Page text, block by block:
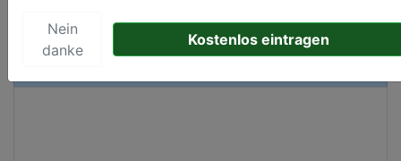
Nein
danke
Kostenlos eintragen